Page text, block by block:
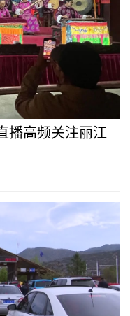
播高频关注丽江